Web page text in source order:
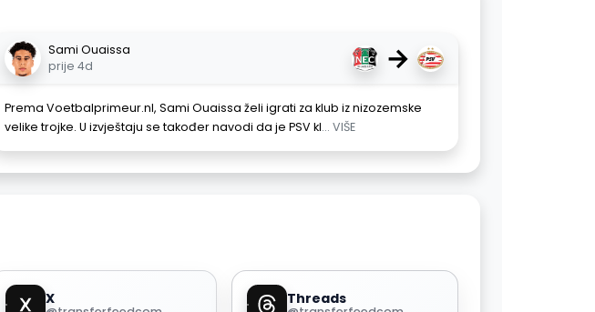
Sami Ouaissa
prije 4d
→
Prema Voetbalprimeur.nl, Sami Ouaissa želi igrati za klub iz nizozemske
velike trojke. U izvještaju se također navodi da je PSV kl... VIŠE
X Threads